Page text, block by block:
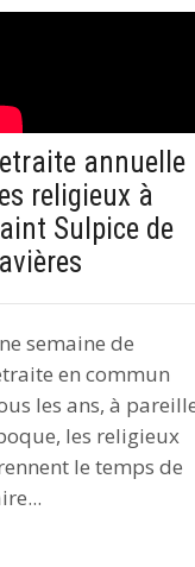
annuelle
religieux à
Sulpice de
semaine de
en commun
les ans, à
les religieux
le temps de